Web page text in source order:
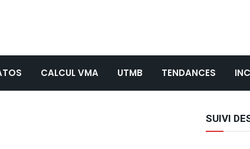
CALCUL VMA UTMB TENDANCES
SUIVI